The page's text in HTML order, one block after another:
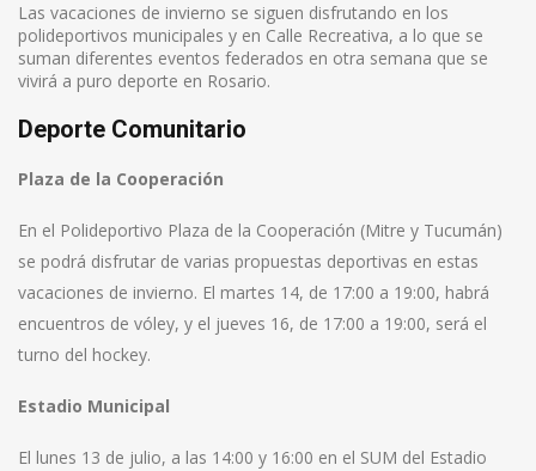
Las vacaciones de invierno se siguen disfrutando en los
polideportivos municipales y en Calle Recreativa, a lo que se
suman diferentes eventos federados en otra semana que se
vivirá a puro deporte en Rosario.
Deporte Comunitario
Plaza de la Cooperación
En el Polideportivo Plaza de la Cooperación (Mitre y Tucumán)
se podrá disfrutar de varias propuestas deportivas en estas
vacaciones de invierno. El martes 14, de 17:00 a 19:00, habrá
encuentros de vóley, y el jueves 16, de 17:00 a 19:00, será el
turno del hockey.
Estadio Municipal
El lunes 13 de julio, a las 14:00 y 16:00 en el SUM del Estadio